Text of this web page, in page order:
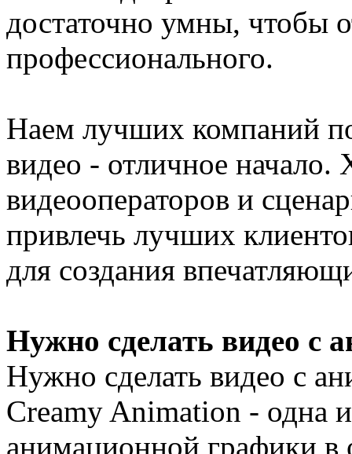
достаточно умны, чтобы
профессионального.
Наем лучших компаний
видео - отличное
видеооператоров и
привлечь лучших
для создания
Нужно сделать видео с
Нужно сделать видео с
Creamy Animation - одна
анимационной графики в